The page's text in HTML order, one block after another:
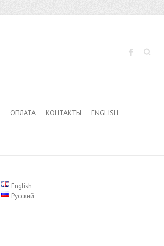
Поиск
ОПЛАТА КОНТАКТЫ ENGLISH
English
Русский